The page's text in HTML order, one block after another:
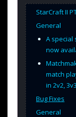
StarCraft II
General
A special
now
match
in 2v2,
Bug Fixes
General